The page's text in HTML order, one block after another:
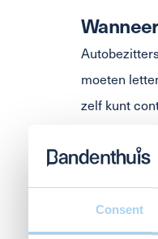
Consent
moeten
zelf kunt
Montage